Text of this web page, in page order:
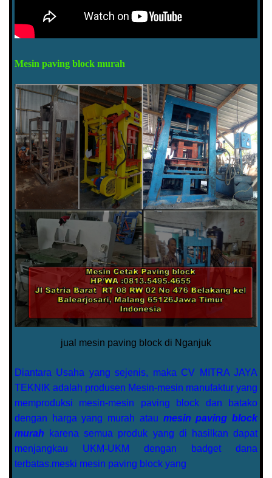
Mesin paving block murah
jual mesin paving block di Nganjuk
Diantara Usaha yang sejenis, maka CV MITRA JAYA
TEKNIK adalah produsen Mesin-mesin manufaktur yang
memproduksi mesin-mesin paving block dan batako
dengan harga yang murah atau mesin paving block
murah karena semua produk yang di hasilkan dapat
menjangkau UKM-UKM dengan badget dana
terbatas.meski mesin paving block yang